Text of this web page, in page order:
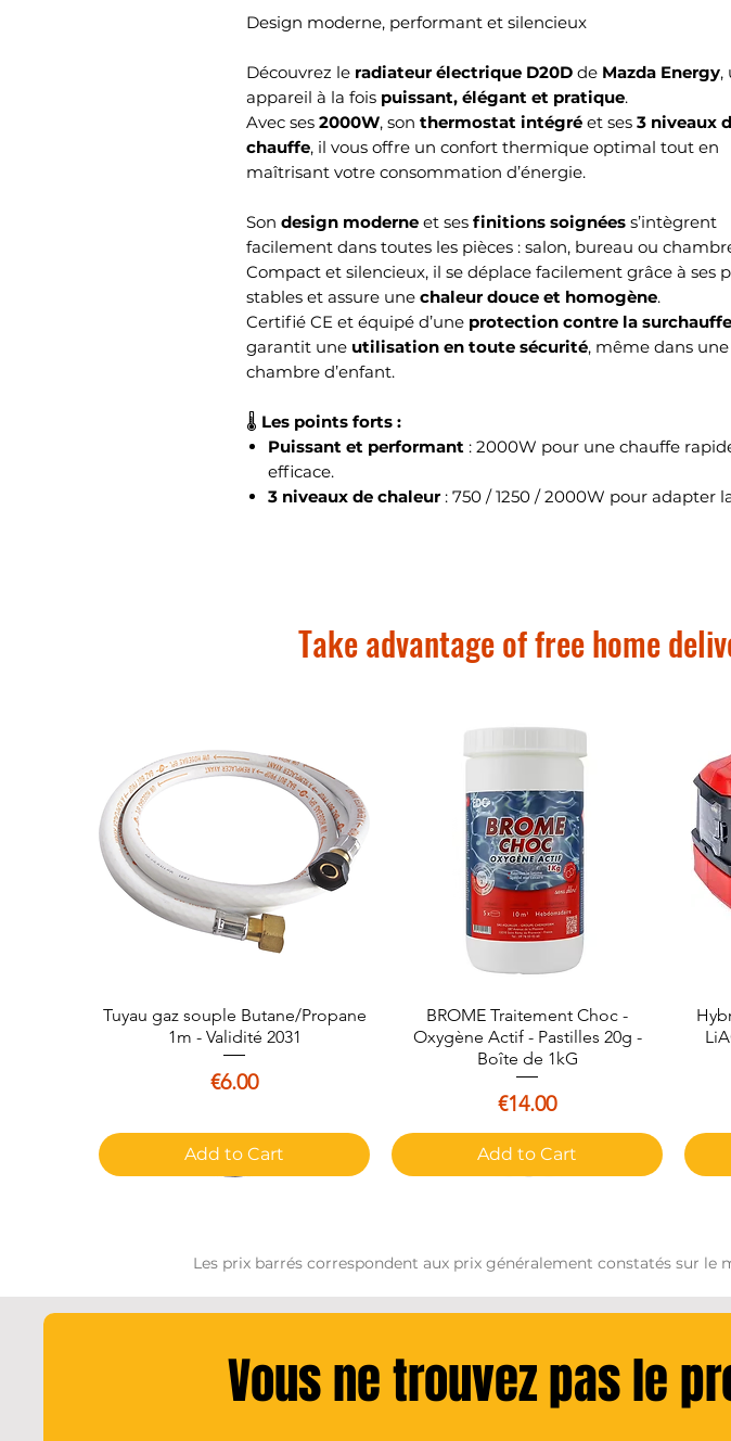
Design moderne, performant et silencieux
Découvrez le radiateur électrique D20D de Mazda Energy,
appareil à la fois puissant, élégant et pratique.
Avec ses 2000W, son thermostat intégré et ses 3 niveaux
chauffe, il vous offre un confort thermique optimal tout en
maîtrisant votre consommation d’énergie.
Son design moderne et ses finitions soignées s’intègrent
facilement dans toutes les pièces : salon, bureau ou
Compact et silencieux, il se déplace facilement grâce à ses
stables et assure une chaleur douce et homogène.
Certifié CE et équipé d’une protection contre la surchauffe
garantit une utilisation en toute sécurité, même dans une
chambre d’enfant.
🌡️ Les points forts :
Puissant et performant : 2000W pour une chauffe
efficace.
3 niveaux de chaleur: 750 / 1250 / 2000W pour adapter
Design épuré et moderne: blanc et noir, discret et
Take advantage of free home
Quick View
Tuyau gaz souple Butane/Propane
1m - Validité 2031
Price
€6.00
Add to Cart
Quick View
BROME Traitement Choc -
Oxygène Actif - Pastilles 20g -
Boîte de 1kG
Price
€14.00
Add to Cart
Les prix barrés correspondent aux prix généralement constatés sur le
Vous ne trouvez pas le